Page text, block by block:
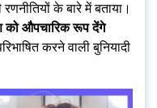
के बारे में बताया।
को औपचारिक रूप देंगे
करने वाली बुनियादी